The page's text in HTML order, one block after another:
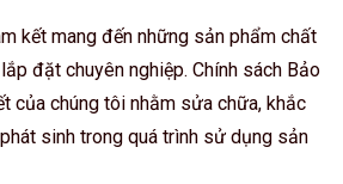
kết mang đến những sản phẩm chất
đặt chuyên nghiệp. Chính sách Bảo
của chúng tôi nhằm sửa chữa, khắc
sinh trong quá trình sử dụng sản